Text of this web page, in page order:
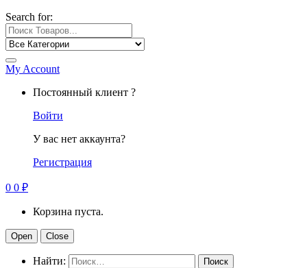
Search for:
My Account
Постоянный клиент ?
Войти
У вас нет аккаунта?
Регистрация
0 0 ₽
Корзина пуста.
Open Close
Найти: